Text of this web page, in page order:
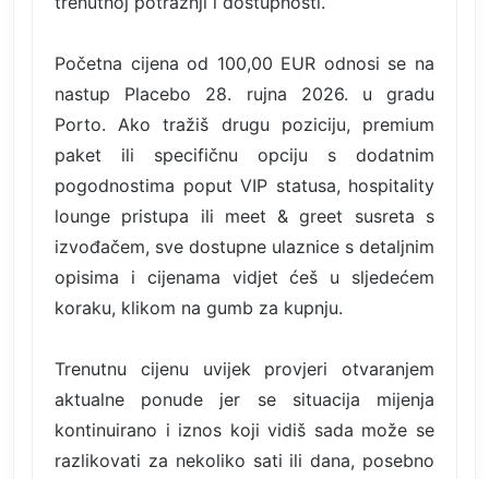
Početna cijena od 100,00 EUR odnosi se na
nastup Placebo 28. rujna 2026. u gradu
Porto. Ako tražiš drugu poziciju, premium
paket ili specifičnu opciju s dodatnim
pogodnostima poput VIP statusa, hospitality
lounge pristupa ili meet & greet susreta s
izvođačem, sve dostupne ulaznice s detaljnim
opisima i cijenama vidjet ćeš u sljedećem
koraku, klikom na gumb za kupnju.
Trenutnu cijenu uvijek provjeri otvaranjem
aktualne ponude jer se situacija mijenja
kontinuirano i iznos koji vidiš sada može se
razlikovati za nekoliko sati ili dana, posebno